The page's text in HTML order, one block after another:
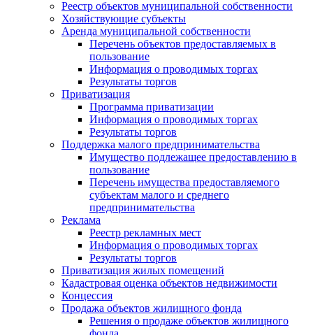
Реестр объектов муниципальной собственности
Хозяйствующие субъекты
Аренда муниципальной собственности
Перечень объектов предоставляемых в
пользование
Информация о проводимых торгах
Результаты торгов
Приватизация
Программа приватизации
Информация о проводимых торгах
Результаты торгов
Поддержка малого предпринимательства
Имущество подлежащее предоставлению в
пользование
Перечень имущества предоставляемого
субъектам малого и среднего
предпринимательства
Реклама
Реестр рекламных мест
Информация о проводимых торгах
Результаты торгов
Приватизация жилых помещений
Кадастровая оценка объектов недвижимости
Концессия
Продажа объектов жилищного фонда
Решения о продаже объектов жилищного